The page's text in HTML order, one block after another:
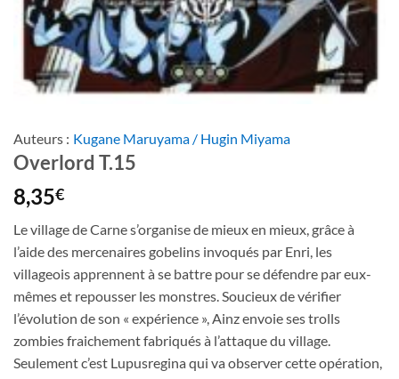
Auteurs : Kugane Maruyama / Hugin Miyama
Overlord T.15
8,35€
Le village de Carne s’organise de mieux en mieux, grâce à
l’aide des mercenaires gobelins invoqués par Enri, les
villageois apprennent à se battre pour se défendre par eux-
mêmes et repousser les monstres. Soucieux de vérifier
l’évolution de son « expérience », Ainz envoie ses trolls
zombies fraichement fabriqués à l’attaque du village.
Seulement c’est Lupusregina qui va observer cette opération,